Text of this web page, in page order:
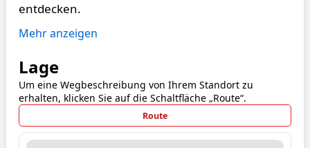
entdecken.
Mehr anzeigen
Lage
Um eine Wegbeschreibung von Ihrem Standort zu
erhalten, klicken Sie auf die Schaltfläche „Route“.
Route